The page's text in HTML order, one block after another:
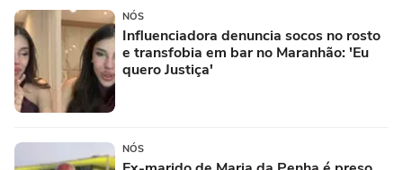
NÓS
Influenciadora denuncia socos no rosto
e transfobia em bar no Maranhão: 'Eu
quero Justiça'
NÓS